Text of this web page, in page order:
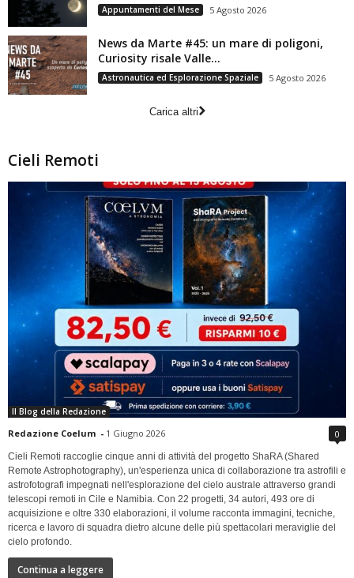
Appuntamenti del Mese 5 Agosto 2026
News da Marte #45: un mare di poligoni,
Curiosity risale Valle...
Astronautica ed Esplorazione Spaziale 5 Agosto 2026
Carica altri
Cieli Remoti
Il Blog della Redazione
Redazione Coelum - 1 Giugno 2026 0
Cieli Remoti raccoglie cinque anni di attività del progetto ShaRA (Shared
Remote Astrophotography), un'esperienza unica di collaborazione tra astrofili e
astrofotografi impegnati nell'esplorazione del cielo australe attraverso grandi
telescopi remoti in Cile e Namibia. Con 22 progetti, 34 autori, 493 ore di
acquisizione e oltre 330 elaborazioni, il volume racconta immagini, tecniche,
ricerca e lavoro di squadra dietro alcune delle più spettacolari meraviglie del
cielo profondo.
Continua a leggere